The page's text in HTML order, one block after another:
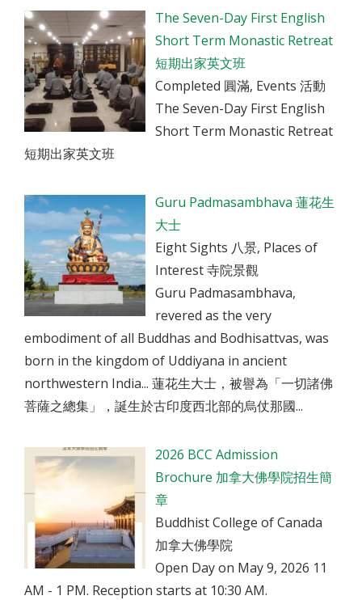
The Seven-Day First English
Short Term Monastic Retreat
短期出家英文班
Completed 圓滿, Events 活動
The Seven-Day First English
Short Term Monastic Retreat
短期出家英文班
Guru Padmasambhava 蓮花生
大士
Eight Sights 八景, Places of
Interest 寺院景觀
Guru Padmasambhava,
revered as the very
embodiment of all Buddhas and Bodhisattvas, was
born in the kingdom of Uddiyana in ancient
northwestern India... 蓮花生大士，被譽為「一切諸佛
菩薩之總集」，誕生於古印度西北部的烏仗那國...
2026 BCC Admission
Brochure 加拿大佛學院招生簡
章
Buddhist College of Canada
加拿大佛學院
Open Day on May 9, 2026 11
AM - 1 PM. Reception starts at 10:30 AM.